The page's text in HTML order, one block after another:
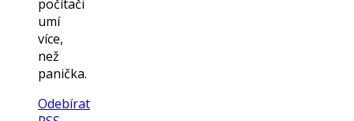
počítači
umí
více,
než
panička.
Odebírat